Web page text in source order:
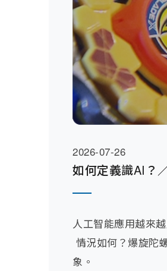
2026-07-26
如何定義識AI？
人工智能應用越來
情況如何？爆旋陀
象。